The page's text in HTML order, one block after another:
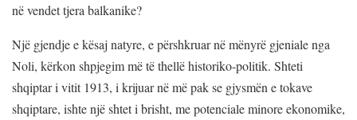
në vendet tjera balkanike?
Një gjendje e kësaj natyre, e përshkruar në mënyrë gjeniale nga
Noli, kërkon shpjegim më të thellë historiko-politik. Shteti
shqiptar i vitit 1913, i krijuar në më pak se gjysmën e tokave
shqiptare, ishte një shtet i brisht, me potenciale minore ekonomike,